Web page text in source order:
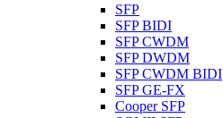
SFP
SFP BIDI
SFP CWDM
SFP DWDM
SFP CWDM BIDI
SFP GE-FX
Cooper SFP